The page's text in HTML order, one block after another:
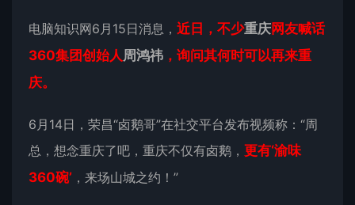
电脑知识网6月15日消息， 近日，不少重庆网友喊话
360集团创始人周鸿祎 ，询问其何时可以再来重
庆。
6月14日，荣昌“卤鹅哥”在社交平台发布视频称：“周
总，想念重庆了吧，重庆不仅有卤鹅， 更有‘渝味
360碗’ ，来场山城之约！”